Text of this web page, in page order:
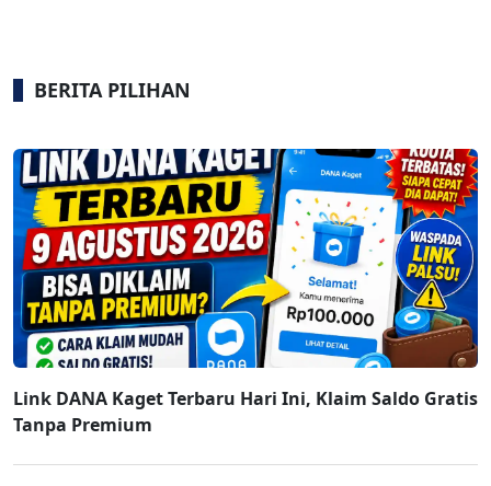
BERITA PILIHAN
Link DANA Kaget Terbaru Hari Ini, Klaim Saldo Gratis
Tanpa Premium